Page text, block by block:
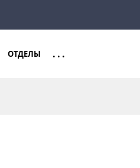
Найти
ОТДЕЛЫ ...